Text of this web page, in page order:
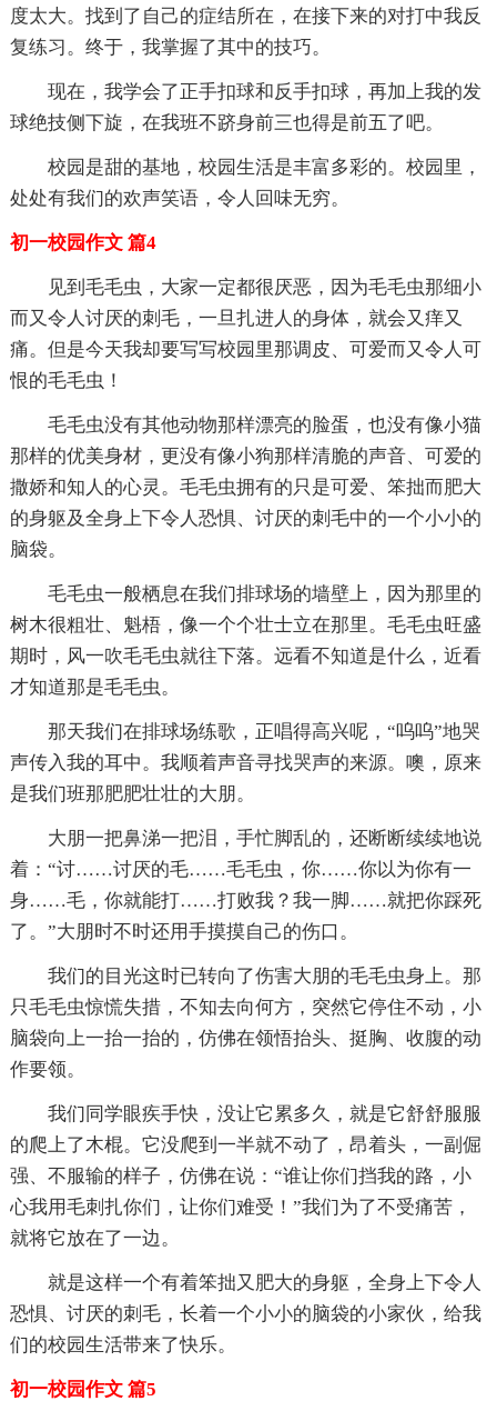
度太大。找到了自己的症结所在，在接下来的对打中我反
复练习。终于，我掌握了其中的技巧。
现在，我学会了正手扣球和反手扣球，再加上我的发
球绝技侧下旋，在我班不跻身前三也得是前五了吧。
校园是甜的基地，校园生活是丰富多彩的。校园里，
处处有我们的欢声笑语，令人回味无穷。
初一校园作文 篇4
见到毛毛虫，大家一定都很厌恶，因为毛毛虫那细小
而又令人讨厌的刺毛，一旦扎进人的身体，就会又痒又
痛。但是今天我却要写写校园里那调皮、可爱而又令人可
恨的毛毛虫！
毛毛虫没有其他动物那样漂亮的脸蛋，也没有像小猫
那样的优美身材，更没有像小狗那样清脆的声音、可爱的
撒娇和知人的心灵。毛毛虫拥有的只是可爱、笨拙而肥大
的身躯及全身上下令人恐惧、讨厌的刺毛中的一个小小的
脑袋。
毛毛虫一般栖息在我们排球场的墙壁上，因为那里的
树木很粗壮、魁梧，像一个个壮士立在那里。毛毛虫旺盛
期时，风一吹毛毛虫就往下落。远看不知道是什么，近看
才知道那是毛毛虫。
那天我们在排球场练歌，正唱得高兴呢，“呜呜”地哭
声传入我的耳中。我顺着声音寻找哭声的来源。噢，原来
是我们班那肥肥壮壮的大朋。
大朋一把鼻涕一把泪，手忙脚乱的，还断断续续地说
着：“讨……讨厌的毛……毛毛虫，你……你以为你有一
身……毛，你就能打……打败我？我一脚……就把你踩死
了。”大朋时不时还用手摸摸自己的伤口。
我们的目光这时已转向了伤害大朋的毛毛虫身上。那
只毛毛虫惊慌失措，不知去向何方，突然它停住不动，小
脑袋向上一抬一抬的，仿佛在领悟抬头、挺胸、收腹的动
作要领。
我们同学眼疾手快，没让它累多久，就是它舒舒服服
的爬上了木棍。它没爬到一半就不动了，昂着头，一副倔
强、不服输的样子，仿佛在说：“谁让你们挡我的路，小
心我用毛刺扎你们，让你们难受！”我们为了不受痛苦，
就将它放在了一边。
就是这样一个有着笨拙又肥大的身躯，全身上下令人
恐惧、讨厌的刺毛，长着一个小小的脑袋的小家伙，给我
们的校园生活带来了快乐。
初一校园作文 篇5